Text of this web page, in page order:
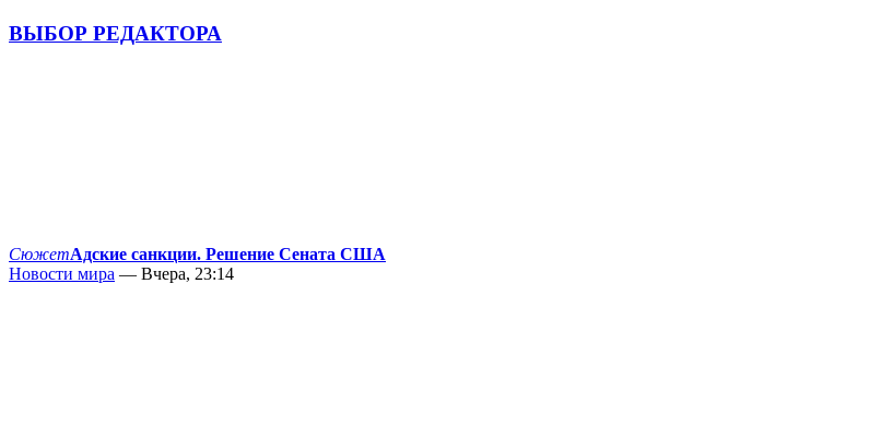
ВЫБОР РЕДАКТОРА
СюжетАдские санкции. Решение Сената США
Новости мира — Вчера, 23:14